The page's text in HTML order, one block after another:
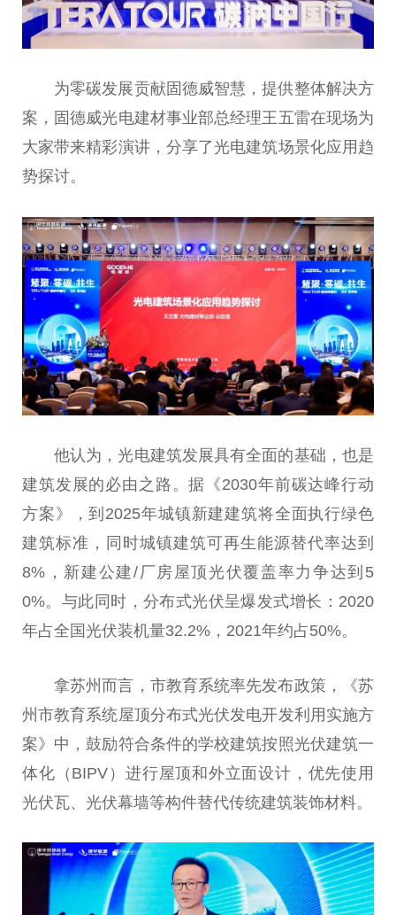
为零碳发展贡献固德威智慧，提供整体解决方
案，固德威光电建材事业部总经理王五雷在现场为
大家带来精彩演讲，分享了光电建筑场景化应用趋
势探讨。
他认为，光电建筑发展具有全面的基础，也是
建筑发展的必由之路。据《2030年前碳达峰行动
方案》，到2025年城镇新建建筑将全面执行绿色
建筑标准，同时城镇建筑可再生能源替代率达到
8%，新建公建/厂房屋顶光伏覆盖率力争达到5
0%。与此同时，分布式光伏呈爆发式增长：2020
年占全国光伏装机量32.2%，2021年约占50%。
拿苏州而言，市教育系统率先发布政策，《苏
州市教育系统屋顶分布式光伏发电开发利用实施方
案》中，鼓励符合条件的学校建筑按照光伏建筑一
体化（BIPV）进行屋顶和外立面设计，优先使用
光伏瓦、 光伏幕墙等构件替代传统建筑装饰材料。